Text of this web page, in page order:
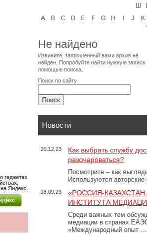
Ш
A
B C D E F G H J
K
Не найдено
Извините, запрошенный вами архив не
найден. Попробуйте найти нужную запись
помощью поиска.
Поиск по сайту
Новости
20.12.23
Как выбрать службу
разочароваться?
Посмотрите – как
Используются
18.09.23
«РОССИЯ-
ИНСТИТУТА
Среди важных тем
медиации в странах
«Международный опыт …
гаджетах
Яндекс.